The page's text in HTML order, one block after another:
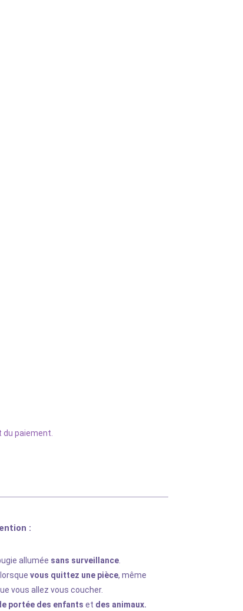
du paiement.
:
allumée sans surveillance.
vous quittez une pièce, même
vous allez vous coucher.
portée des enfants et des animaux.